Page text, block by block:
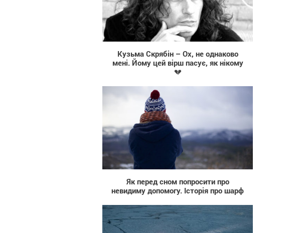
1 865
Кузьма Скрябін – Ох, не однаково
мені. Йому цей вірш пасує, як нікому
💔
3 199
Як перед сном попросити про
невидиму допомогу. Історія про шарф